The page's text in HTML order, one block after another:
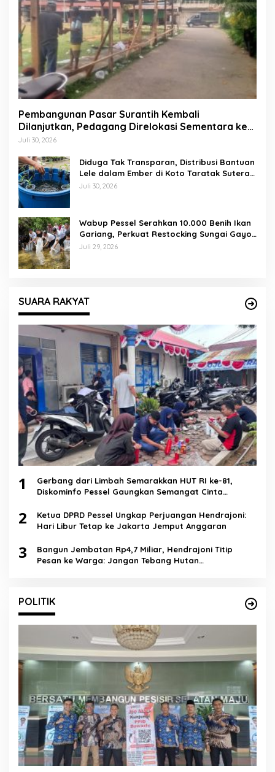
Pembangunan Pasar Surantih Kembali
Dilanjutkan, Pedagang Direlokasi Sementara ke
Lapangan Gadih Basanai
Juli 30, 2026
Diduga Tak Transparan, Distribusi Bantuan
Lele dalam Ember di Koto Taratak Sutera
Tuai Sorotan Warga
Juli 30, 2026
Wabup Pessel Serahkan 10.000 Benih Ikan
Gariang, Perkuat Restocking Sungai Gayo
demi Kelestarian Perairan
Juli 29, 2026
SUARA RAKYAT
1
Gerbang dari Limbah Semarakkan HUT RI ke-81,
Diskominfo Pessel Gaungkan Semangat Cinta
2
Ketua DPRD Pessel Ungkap Perjuangan Hendrajoni:
Hari Libur Tetap ke Jakarta Jemput Anggaran
3
Bangun Jembatan Rp4,7 Miliar, Hendrajoni Titip
Pesan ke Warga: Jangan Tebang Hutan
POLITIK